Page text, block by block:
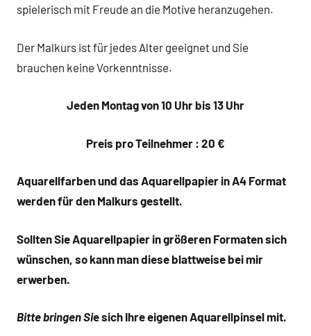
spielerisch mit Freude an die Motive heranzugehen.
Der Malkurs ist für jedes Alter geeignet und Sie
brauchen keine Vorkenntnisse.
Jeden Montag von 10 Uhr bis 13 Uhr
Preis pro Teilnehmer : 20 €
Aquarellfarben und das Aquarellpapier in A4 Format
werden für den Malkurs gestellt.
Sollten Sie Aquarellpapier in größeren Formaten sich
wünschen, so kannman diese blattweise bei mir
erwerben.
Bitte bringen Sie sich Ihre eigenen Aquarellpinsel mit.